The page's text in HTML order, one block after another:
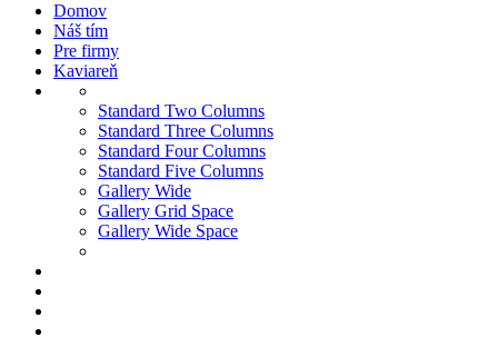
Domov
Náš tím
Pre firmy
Kaviareň
Standard Two Columns
Standard Three Columns
Standard Four Columns
Standard Five Columns
Gallery Wide
Gallery Grid Space
Gallery Wide Space